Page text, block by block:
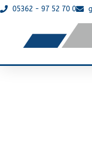
05362 - 97 52 70 0